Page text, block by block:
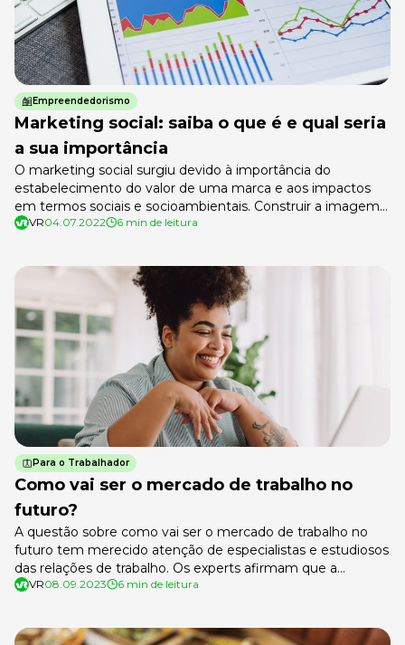
Empreendedorismo
Marketing social: saiba o que é e qual seria
a sua importância
O marketing social surgiu devido à importância do
estabelecimento do valor de uma marca e aos impactos
em termos sociais e socioambientais. Construir a imagem
de uma empresa envolve diversos fatores, que vão desde a
metodologias que propaguem soluções sustentáveis está
VR04.07.2022 6 min de leitura
Para o Trabalhador
Como vai ser o mercado de trabalho no
futuro?
A questão sobre como vai ser o mercado de trabalho no
futuro tem merecido atenção de especialistas e estudiosos
das relações de trabalho. Os experts afirmam que a
pandemia antecipou transformações na sociedade que
inteligência artificial, mas também […]
VR08.09.2023 6 min de leitura